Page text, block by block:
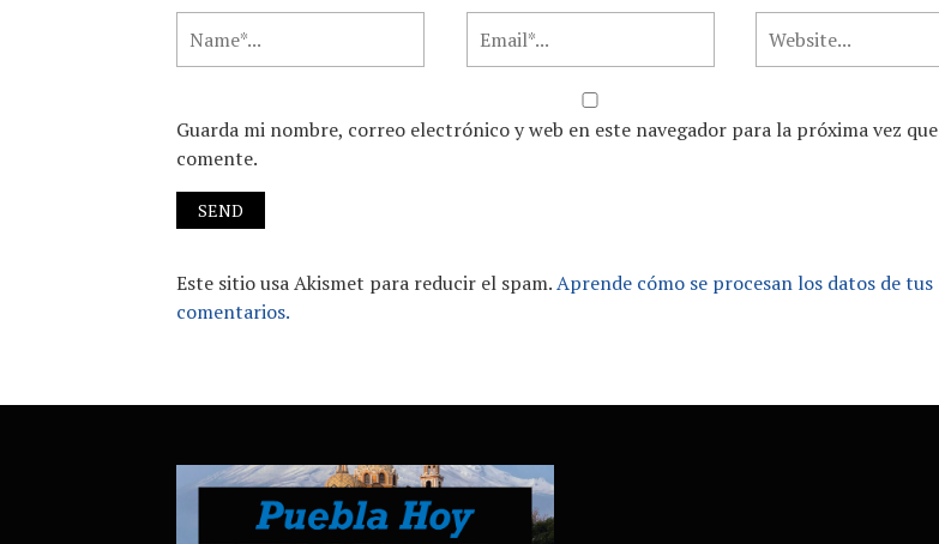
Guarda mi nombre, correo electrónico y web en este navegador para la próxima vez que
comente.
Este sitio usa Akismet para reducir el spam.Aprende cómo se procesan los datos de tus
comentarios.